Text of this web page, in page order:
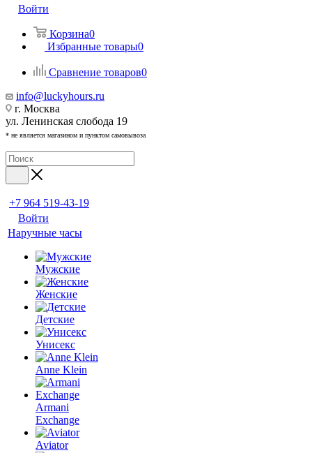
Войти
Корзина0
Избранные товары0
Сравнение товаров0
info@luckyhours.ru
г. Москва
ул. Ленинская слобода 19
* не является магазином и пунктом самовывоза
+7 964 519-43-19
Войти
Наручные часы
Мужские
Женские
Детские
Унисекс
Anne Klein
Armani
Exchange
Aviator